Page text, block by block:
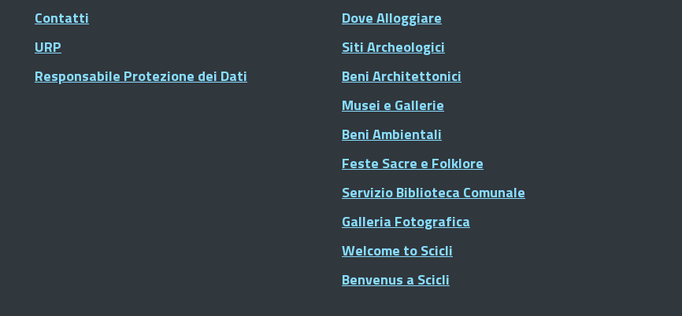
Contatti
URP
Responsabile Protezione dei Dati
Dove Alloggiare
Siti Archeologici
Beni Architettonici
Musei e Gallerie
Beni Ambientali
Feste Sacre e Folklore
Servizio Biblioteca Comunale
Galleria Fotografica
Welcome to Scicli
Benvenus a Scicli